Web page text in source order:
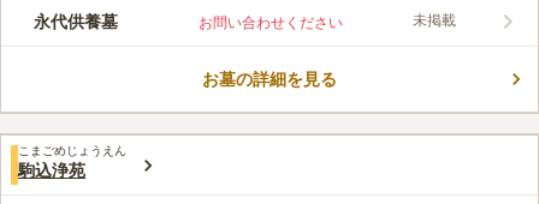
しの際も問題なくご利用できます。 日本三大稲荷のうち一つ、
関東別院としても名が知られている寺院です。 家業繁昌・開運
この霊園はまだ誰からも評価されていません。
永代供養墓 お問い合わせください 未掲載
お墓の詳細を見る
こまごめじょうえん
駒込浄苑